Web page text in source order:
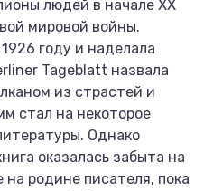
людей в начале XX
мировой войны.
году и наделала
Tageblatt назвала
из страстей и
стал на некоторое
Однако
оказалась забыта на
родине писателя, пока